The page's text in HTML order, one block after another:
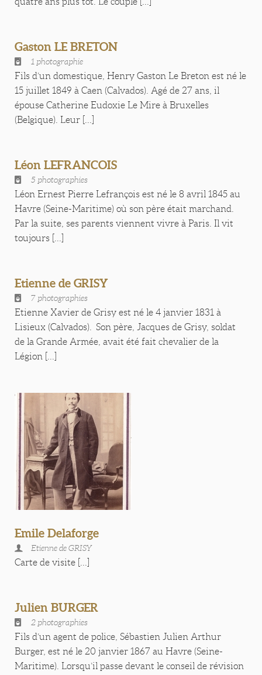
Gaston LE BRETON
1 photographie
Fils d’un domestique, Henry Gaston Le Breton est né le
15 juillet 1849 à Caen (Calvados). Agé de 27 ans, il
épouse Catherine Eudoxie Le Mire à Bruxelles
(Belgique). Leur [...]
Léon LEFRANCOIS
5 photographies
Léon Ernest Pierre Lefrançois est né le 8 avril 1845 au
Havre (Seine-Maritime) où son père était marchand.
Par la suite, ses parents viennent vivre à Paris. Il vit
toujours [...]
Etienne de GRISY
7 photographies
Etienne Xavier de Grisy est né le 4 janvier 1831 à
Lisieux (Calvados). Son père, Jacques de Grisy, soldat
de la Grande Armée, avait été fait chevalier de la
Légion [...]
Emile Delaforge
Etienne de GRISY
Carte de visite [...]
Julien BURGER
2 photographies
Fils d’un agent de police, Sébastien Julien Arthur
Burger, est né le 20 janvier 1867 au Havre (Seine-
Maritime). Lorsqu’il passe devant le conseil de révision